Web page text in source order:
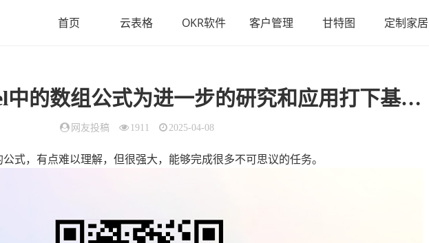
首页 云表格 OKR软件 客户管理 甘特图 定制家居
的数组公式为进一步的研究和应用打下基础（excel 数组公式）
网友投稿 1911 2025-04-08
式，有点难以理解，但很强大，能够完成很多不可思议的任务。